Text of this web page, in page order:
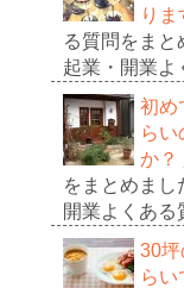
りま
る質問をまと
起業・開業よ
初め
らい
か？
をまとめまし
開業よくある
30坪
らい